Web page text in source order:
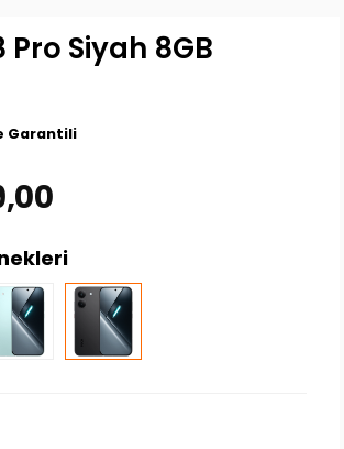
Pro Siyah 8GB
Garantili